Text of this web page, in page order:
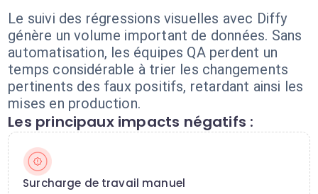
Le suivi des régressions visuelles avec Diffy
génère un volume important de données. Sans
automatisation, les équipes QA perdent un
temps considérable à trier les changements
pertinents des faux positifs, retardant ainsi les
mises en production.
Les principaux impacts négatifs :
Surcharge de travail manuel